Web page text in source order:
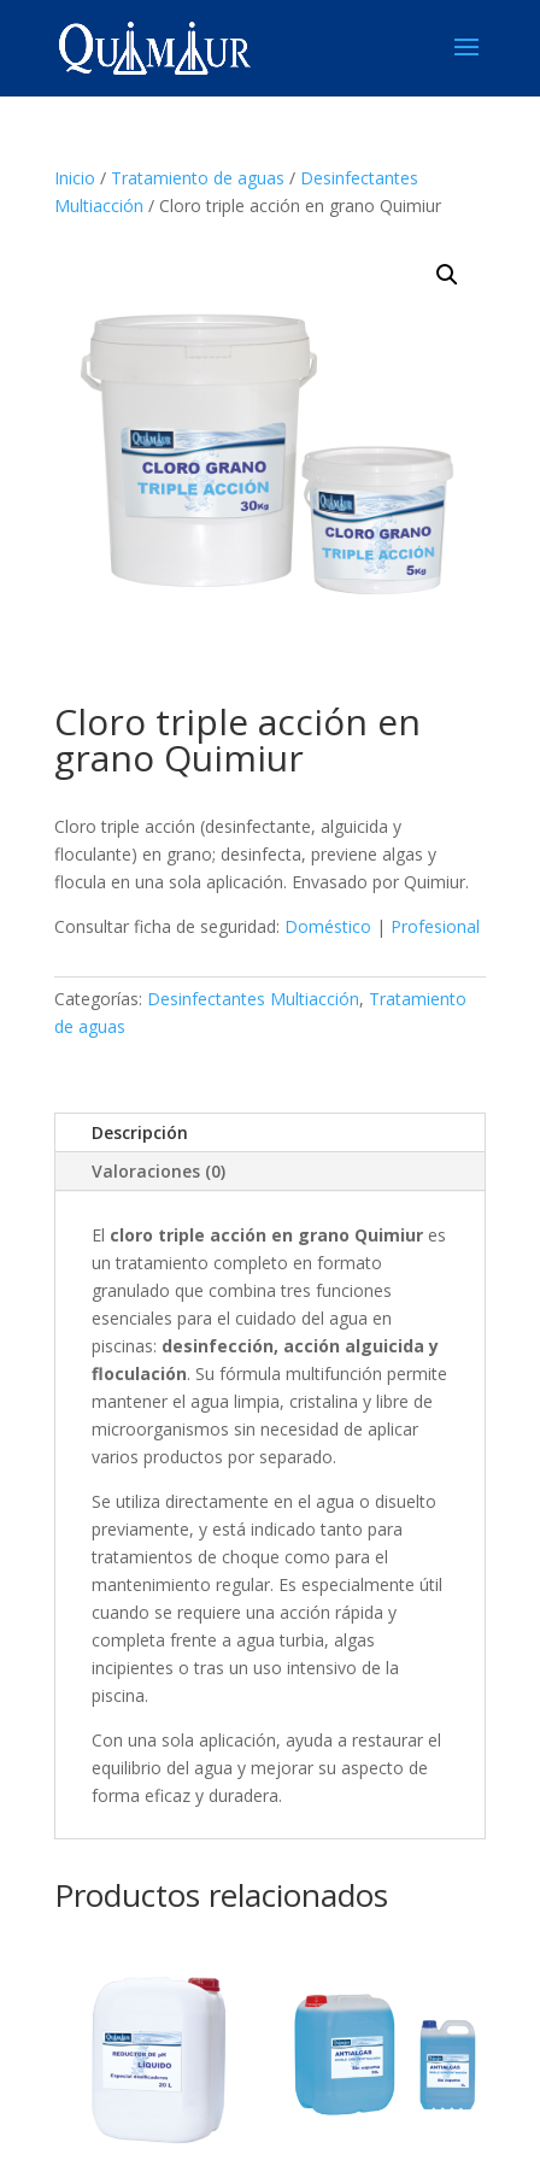
Inicio / Tratamiento de aguas / Desinfectantes
Multiacción / Cloro triple acción en grano Quimiur
Cloro triple acción en
grano Quimiur
Cloro triple acción (desinfectante, alguicida y
floculante) en grano; desinfecta, previene algas y
flocula en una sola aplicación. Envasado por Quimiur.
Consultar ficha de seguridad: Doméstico | Profesional
Categorías: Desinfectantes Multiacción, Tratamiento
de aguas
Descripción
Valoraciones (0)
El cloro triple acción en grano Quimiures
un tratamiento completo en formato
granulado que combina tres funciones
esenciales para el cuidado del agua en
piscinas: desinfección, acción alguicida y
floculación. Su fórmula multifunción permite
mantener el agua limpia, cristalina y libre de
microorganismos sin necesidad de aplicar
varios productos por separado.
Se utiliza directamente en el agua o disuelto
previamente, y está indicado tanto para
tratamientos de choque como para el
mantenimiento regular. Es especialmente útil
cuando se requiere una acción rápida y
completa frente a agua turbia, algas
incipientes o tras un uso intensivo de la
piscina.
Con una sola aplicación, ayuda a restaurar el
equilibrio del agua y mejorar su aspecto de
forma eficaz y duradera.
Productos relacionados